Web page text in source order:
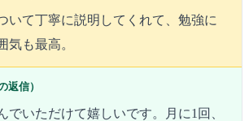
いて丁寧に説明してくれて、勉強に
気も最高。
返信）
でいただけて嬉しいです。月に1回、